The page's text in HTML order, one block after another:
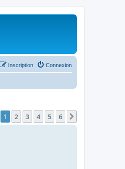
Connexion
Inscription
1 2 3 4 5 6